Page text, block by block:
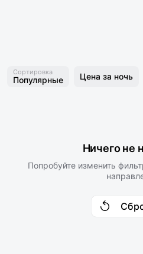
Сортировка
Популярные Цена за ночь
Ничего не
Попробуйте изменить